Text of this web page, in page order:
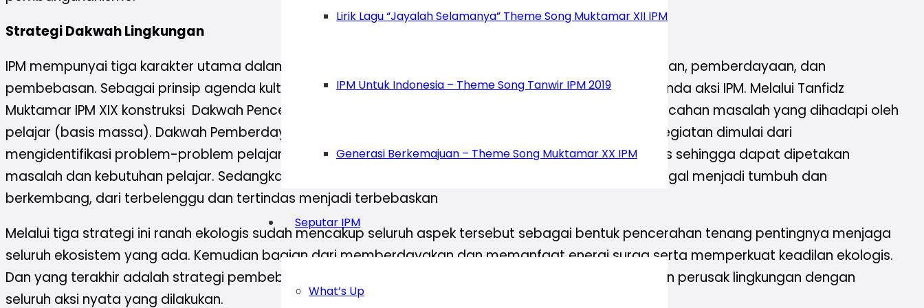
Lirik Lagu “Jayalah Selamanya” Theme Song Muktamar XII IPM
IPM Untuk Indonesia – Theme Song Tanwir IPM 2019
Generasi Berkemajuan – Theme Song Muktamar XX IPM
Seputar IPM
What’s Up
Strategi Dakwah Lingkungan
IPM mempunyai tiga karakter utama dalam melaksakan strategi dakwahnya yang meliputi pencerdasan, pemberdayaan, dan
pembebasan. Sebagai prinsip agenda kultural untuk memperkaya landasan teologis dan filosofis agenda aksi IPM. Melalui Tanfidz
Muktamar IPM XIX konstruksi Dakwah Pencerdasan Ini adalah strategi dakwah yang berorientasi pemecahan masalah yang dihadapi oleh
pelajar (basis massa). Dakwah Pemberdayaan Ini adalah dakwah yang bersifat melibatkan pelajar. Kegiatan dimulai dari
mengidentifikasi problem-problem pelajar, potensi-potensi yang mereka miliki, dan melakukan analisis sehingga dapat dipetakan
masalah dan kebutuhan pelajar. Sedangkan Dakwah Pembebasan Ialah perubahan dari kondisi tertinggal menjadi tumbuh dan
berkembang, dari terbelenggu dan tertindas menjadi terbebaskan
Melalui tiga strategi ini ranah ekologis sudah mencakup seluruh aspek tersebut sebagai bentuk pencerahan tenang pentingnya menjaga
seluruh ekosistem yang ada. Kemudian bagian dari memberdayakan dan memanfaat energi surga serta memperkuat keadilan ekologis.
Dan yang terakhir adalah strategi pembebesan sebagai wujud perlawanan IPM melalui tangan-tangan perusak lingkungan dengan
seluruh aksi nyata yang dilakukan.